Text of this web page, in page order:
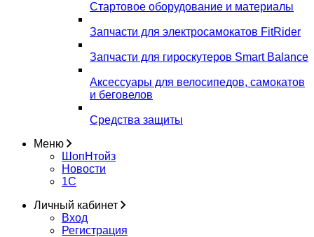
Стартовое оборудование и материалы
Запчасти для электросамокатов FitRider
Запчасти для гироскутеров Smart Balance
Аксессуары для велосипедов, самокатов
и беговелов
Средства защиты
Меню
ШопНтойз
Новости
1C
Личный кабинет
Вход
Регистрация